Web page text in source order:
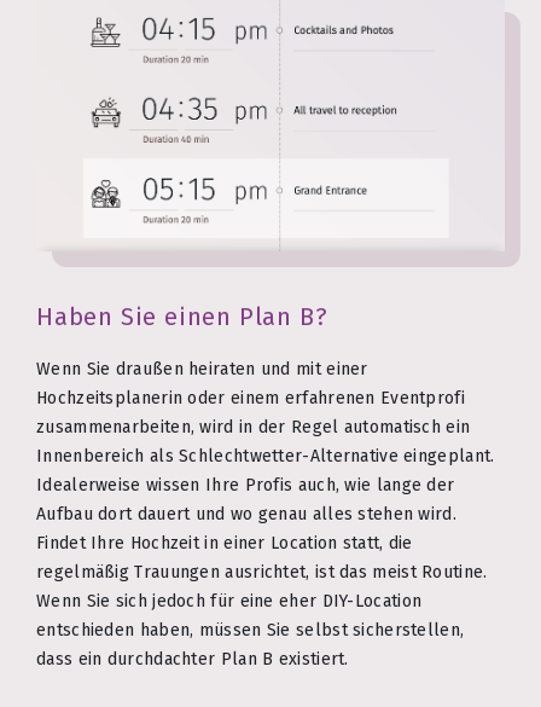
Haben Sie einen Plan B?
Wenn Sie draußen heiraten und mit einer
Hochzeitsplanerin oder einem erfahrenen Eventprofi
zusammenarbeiten, wird in der Regel automatisch ein
Innenbereich als Schlechtwetter-Alternative eingeplant.
Idealerweise wissen Ihre Profis auch, wie lange der
Aufbau dort dauert und wo genau alles stehen wird.
Findet Ihre Hochzeit in einer Location statt, die
regelmäßig Trauungen ausrichtet, ist das meist Routine.
Wenn Sie sich jedoch für eine eher DIY-Location
entschieden haben, müssen Sie selbst sicherstellen,
dass ein durchdachter Plan B existiert.